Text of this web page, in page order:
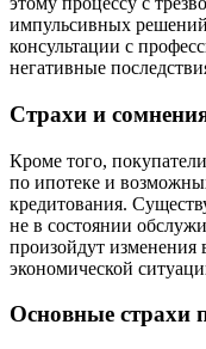
импульсивных
консультации с
негативные
Страхи и
Кроме того,
по ипотеке и
кредитования.
не в состоянии
произойдут
экономической
Основные страхи